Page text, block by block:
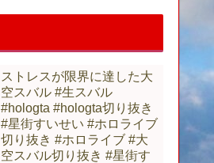
ストレスが限界に達した大
空スバル #生スバル
#hologta #hologta切り抜き
#星街すいせい #ホロライブ
切り抜き #ホロライブ #大
空スバル切り抜き #星街す